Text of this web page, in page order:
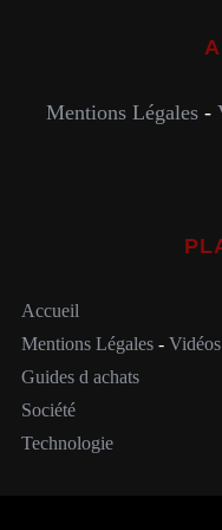
Mentions Légales-
Accueil
Mentions Légales- Vidéos
Guides d achats
Société
Technologie